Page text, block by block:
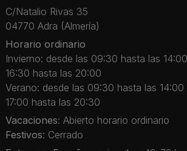
C/Natalio Rivas 35
04770 Adra (Almería)
Horario ordinario
Invierno: desde las 09:30 hasta las
16:30 hasta las 20:00
Verano: desde las 09:30 hasta las 14:00
17:00 hasta las 20:30
Vacaciones: Abierto horario ordinario
Festivos: Cerrado